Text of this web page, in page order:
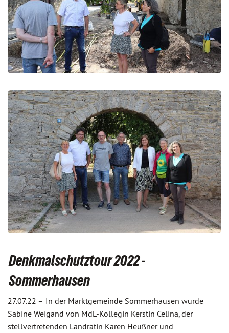
Denkmalschutztour 2022 -
Sommerhausen
27.07.22 – In der Marktgemeinde Sommerhausen wurde
Sabine Weigand von MdL-Kollegin Kerstin Celina, der
stellvertretenden Landrätin Karen Heußner und